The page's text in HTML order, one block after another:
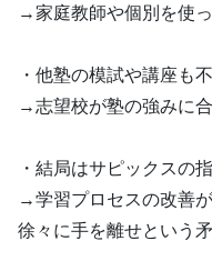
→家庭教師や個別を使
・他塾の模試や講座も
→志望校が塾の強みに
・結局はサピックスの
→学習プロセスの改善
徐々に手を離せという